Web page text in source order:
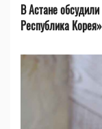
В Астане
Республика Корея»